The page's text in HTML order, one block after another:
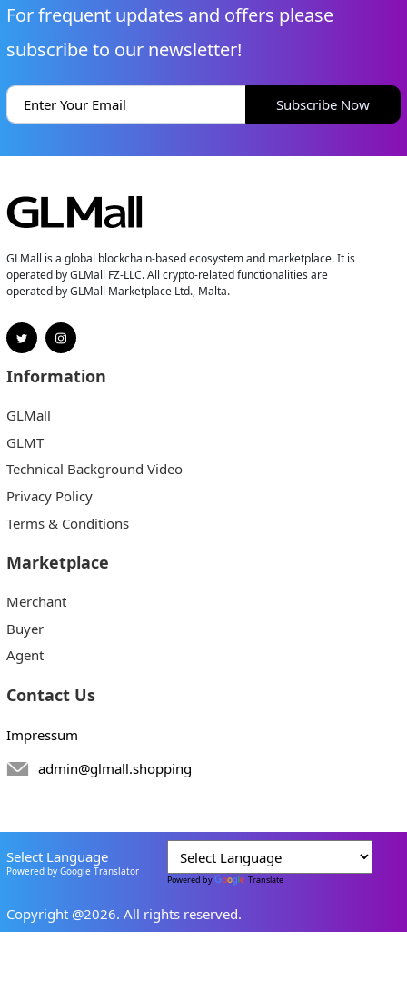
For frequent updates and offers please
subscribe to our newsletter!
Subscribe Now
GLMall is a global blockchain-based ecosystem and marketplace. It is
operated by GLMall FZ-LLC. All crypto-related functionalities are
operated by GLMall Marketplace Ltd., Malta.
Information
GLMall
GLMT
Technical Background Video
Privacy Policy
Terms & Conditions
Marketplace
Merchant
Buyer
Agent
Contact Us
Impressum
admin@glmall.shopping
Select Language
Powered by Google Translator
Powered by Translate
Copyright @2026. All rights reserved.